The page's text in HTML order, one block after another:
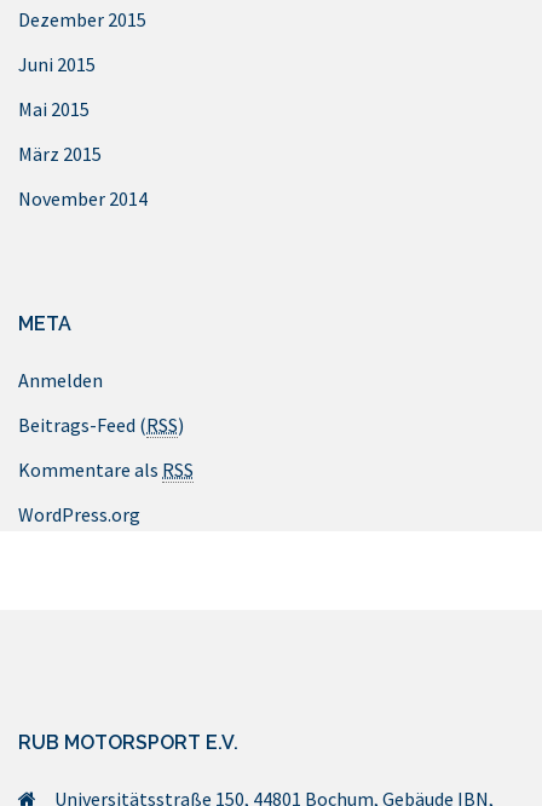
Dezember 2015
Juni 2015
Mai 2015
März 2015
November 2014
META
Anmelden
Beitrags-Feed (RSS)
Kommentare als RSS
WordPress.org
RUB MOTORSPORT E.V.
Universitätsstraße 150, 44801 Bochum, Gebäude IBN,